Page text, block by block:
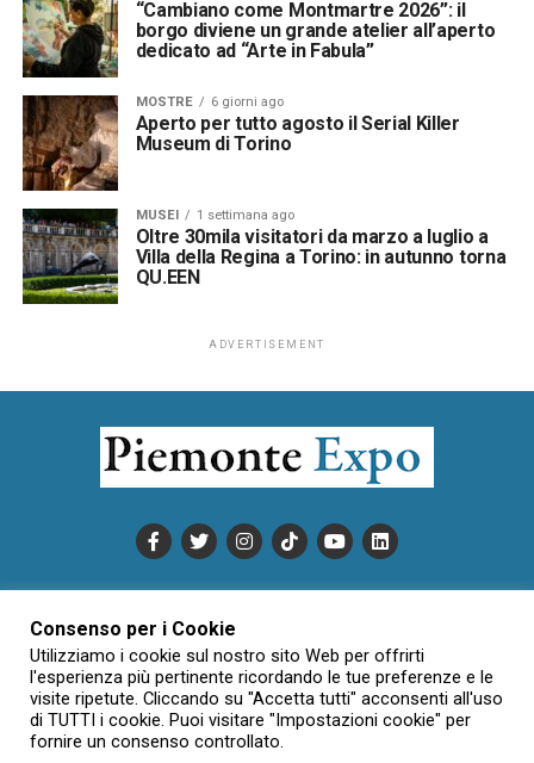
“Cambiano come Montmartre 2026”: il
borgo diviene un grande atelier all’aperto
dedicato ad “Arte in Fabula”
MOSTRE 6 giorni ago
Aperto per tutto agosto il Serial Killer
Museum di Torino
MUSEI 1 settimana ago
Oltre 30mila visitatori da marzo a luglio a
Villa della Regina a Torino: in autunno torna
QU.EEN
ADVERTISEMENT
INFORMATIVA SULLA PRIVACY
CONDIZIONI DI UTILIZZO
DATI SOCIETARI
NOVAJO
CREDITS
CONTATTTI
Consenso per i Cookie
Utilizziamo i cookie sul nostro sito Web per offrirti
l'esperienza più pertinente ricordando le tue preferenze e le
visite ripetute. Cliccando su "Accetta tutti" acconsenti all'uso
di TUTTI i cookie. Puoi visitare "Impostazioni cookie" per
fornire un consenso controllato.